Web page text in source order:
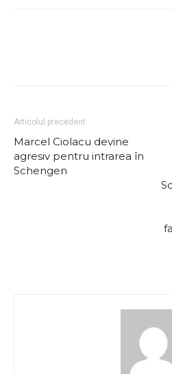
Articolul precedent
Marcel Ciolacu devine
agresiv pentru intrarea în
Schengen